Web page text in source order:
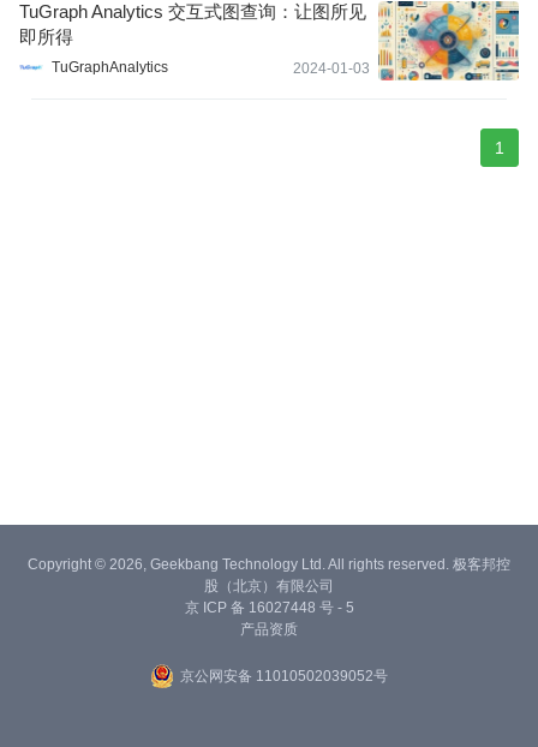
TuGraph Analytics 交互式图查询：让图所见
即所得
TuGraphAnalytics 2024-01-03
1
Copyright © 2026, Geekbang Technology Ltd. All rights reserved. 极客邦控
股（北京）有限公司
京 ICP 备 16027448 号 - 5
产品资质
京公网安备 11010502039052号